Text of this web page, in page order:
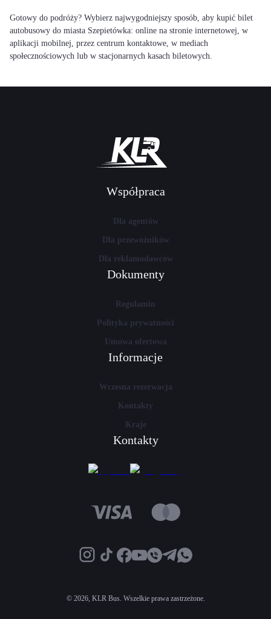
Gotowy do podróży? Wybierz najwygodniejszy sposób, aby kupić bilet
autobusowy do miasta Szepietówka: online na stronie internetowej, w
aplikacji mobilnej, przez centrum kontaktowe, w mediach
społecznościowych lub w stacjonarnych kasach biletowych.
Współpraca
Dla agentów
Dla przewoźników
Dla reklamodawców
Dokumenty
Regulamin
Polityka prywatności
Umowa ofertowa
Informacje
Wczesna rezerwacja
Kontakty
Kraje
Kontakty
© 2026, KLR Bus. Wszelkie prawa zastrzeżone.